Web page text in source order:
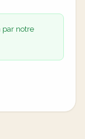
par notre